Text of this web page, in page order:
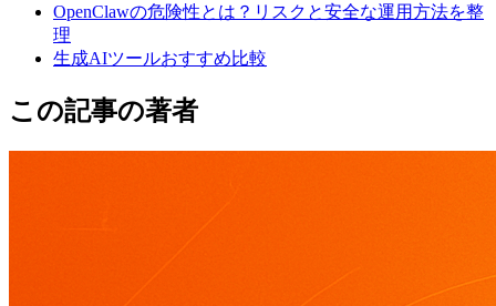
OpenClawの危険性とは？リスクと安全な運用方法を整
理
生成AIツールおすすめ比較
この記事の著者